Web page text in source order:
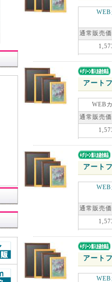
通常販売
アート
WEB
通常販売
アート
通常販売
アート